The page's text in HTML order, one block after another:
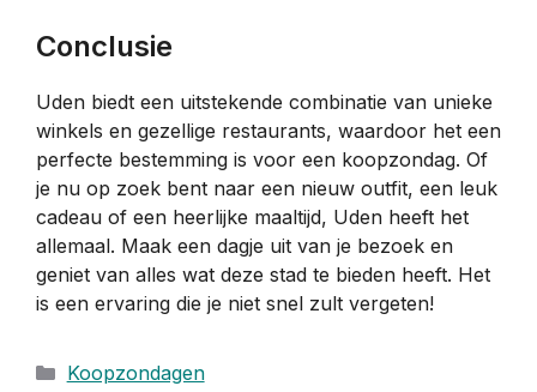
Conclusie
Uden biedt een uitstekende combinatie van unieke
winkels en gezellige restaurants, waardoor het een
perfecte bestemming is voor een koopzondag. Of
je nu op zoek bent naar een nieuw outfit, een leuk
cadeau of een heerlijke maaltijd, Uden heeft het
allemaal. Maak een dagje uit van je bezoek en
geniet van alles wat deze stad te bieden heeft. Het
is een ervaring die je niet snel zult vergeten!
Categorieën
Koopzondagen